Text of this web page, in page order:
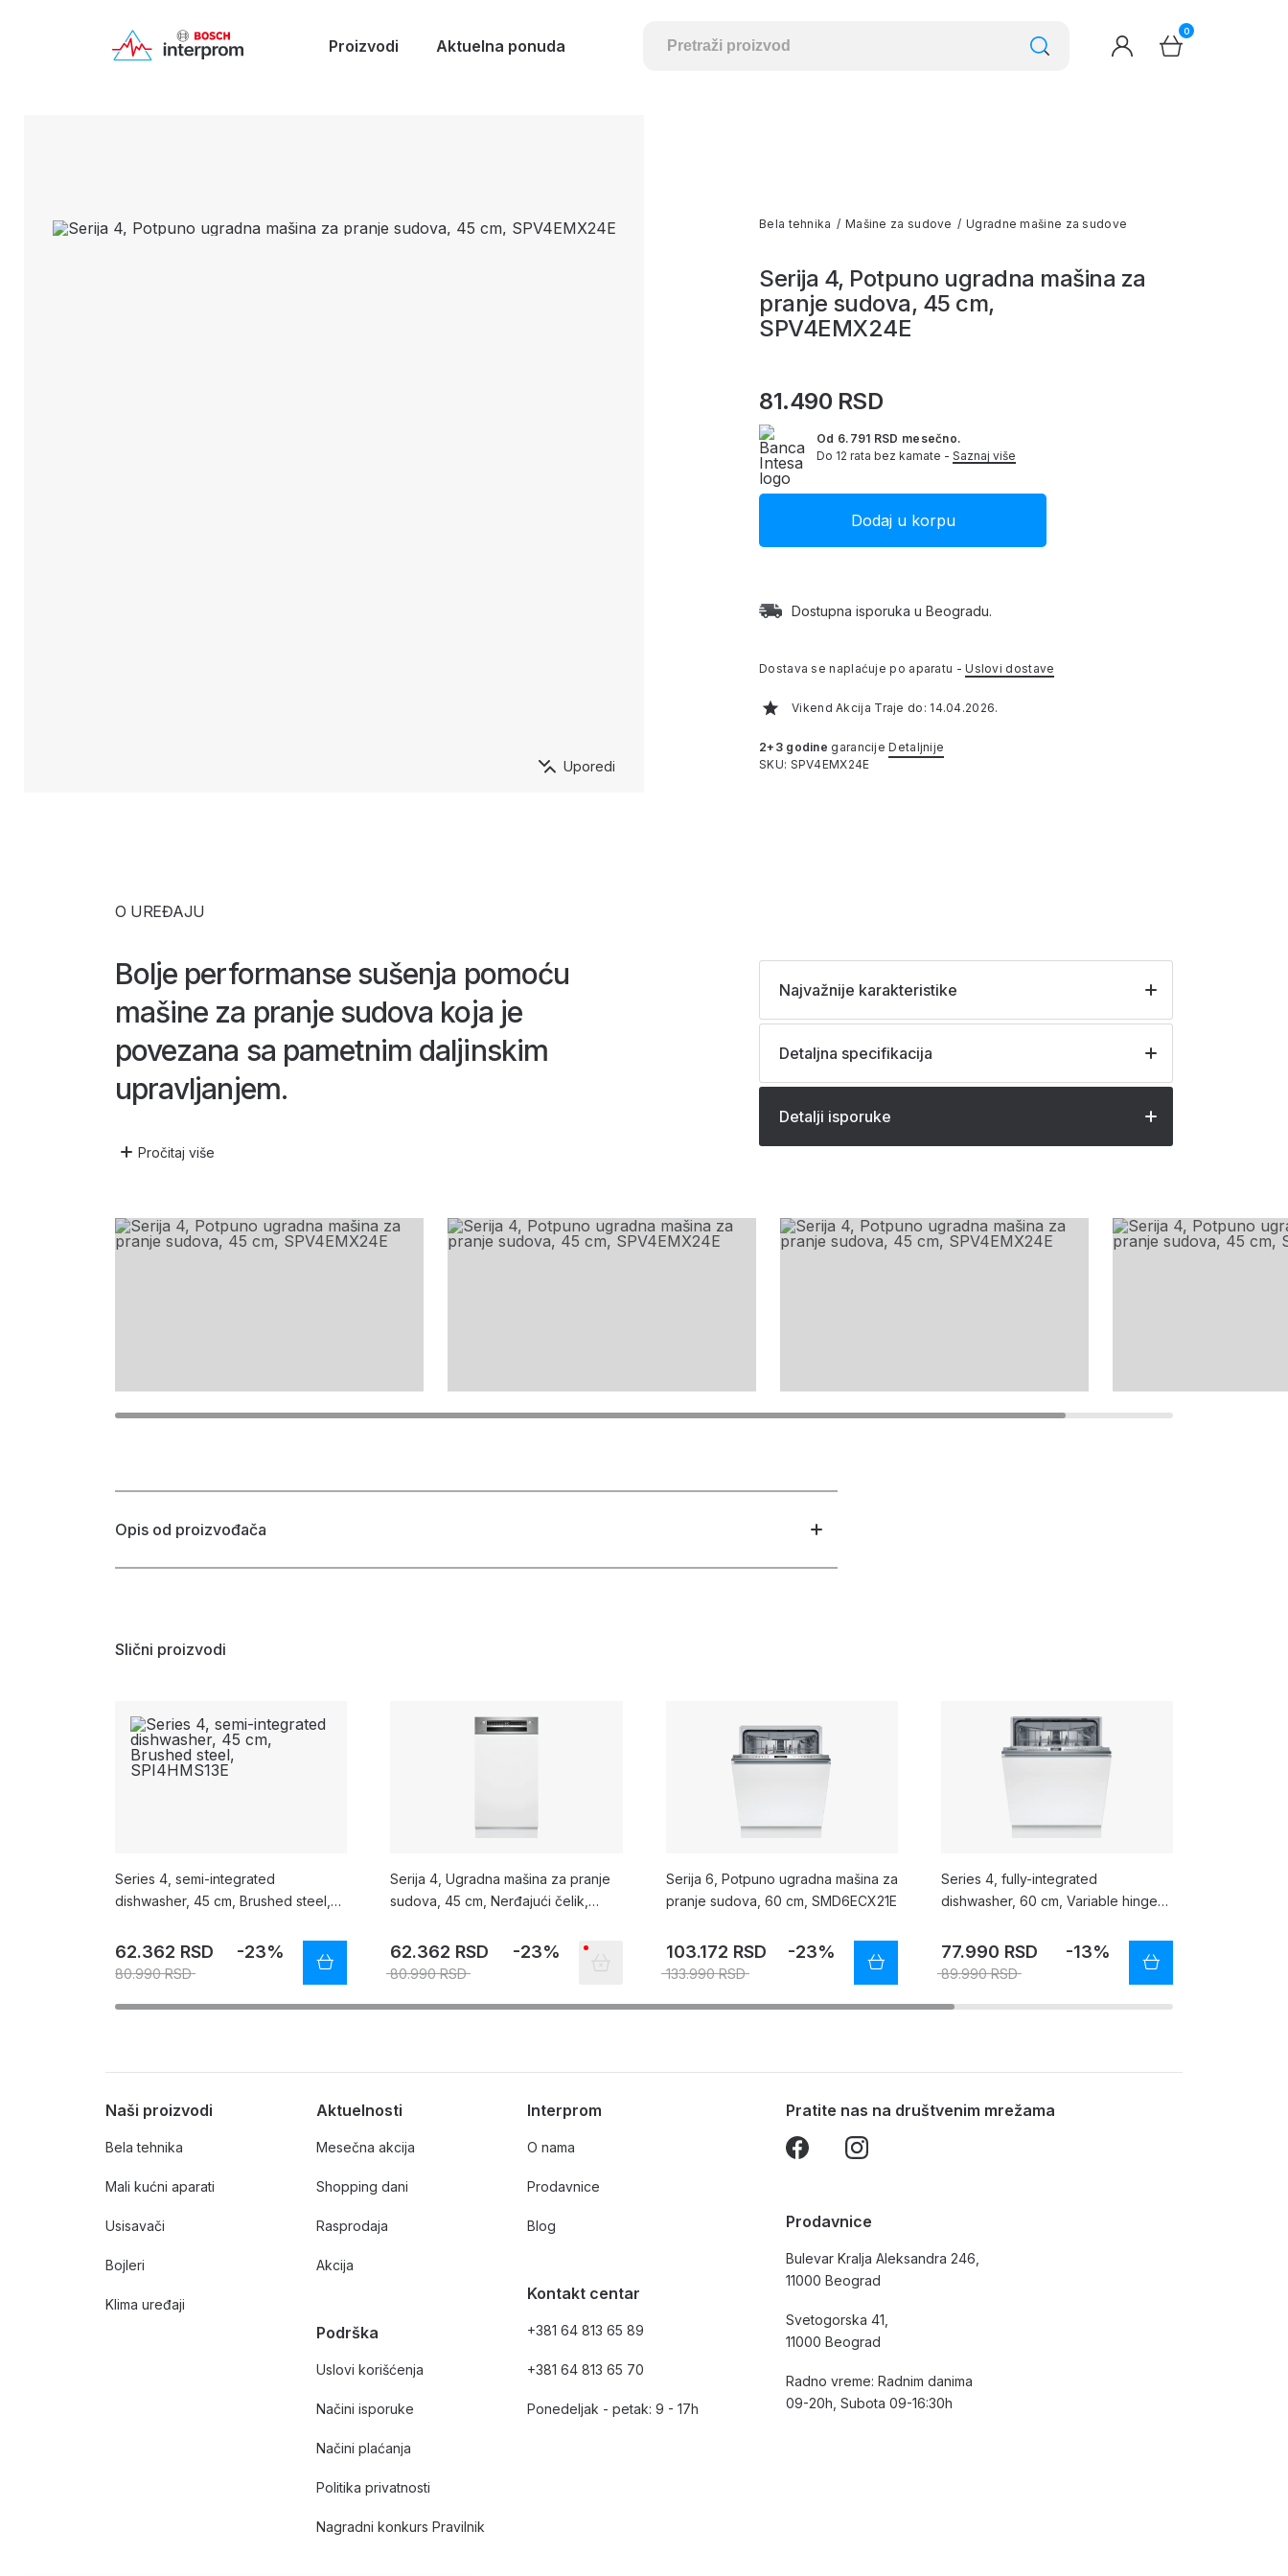
Proizvodi Aktuelna ponuda
0
Uporedi
Bela tehnika / Mašine za sudove / Ugradne mašine za sudove
Serija 4, Potpuno ugradna mašina za
pranje sudova, 45 cm,
SPV4EMX24E
81.490 RSD
Od 6.791 RSD mesečno.
Do 12 rata bez kamate - Saznaj više
Dostupna isporuka u Beogradu.
Dostava se naplaćuje po aparatu -Uslovi dostave
Vikend Akcija Traje do: 14.04.2026.
2+3 godine garancijeDetaljnije
SKU: SPV4EMX24E
O UREĐAJU
Bolje performanse sušenja pomoću
mašine za pranje sudova koja je
povezana sa pametnim daljinskim
upravljanjem.
Pročitaj više
Najvažnije karakteristike
Detaljna specifikacija
Detalji isporuke
Opis od proizvođača
Slični proizvodi
Series 4, semi-integrated
dishwasher, 45 cm, Brushed steel,
62.362 RSD
80.990 RSD
-23%
Serija 4, Ugradna mašina za pranje
sudova, 45 cm, Nerđajući čelik,
62.362 RSD
80.990 RSD
-23%
Serija 6, Potpuno ugradna mašina za
pranje sudova, 60 cm, SMD6ECX21E
103.172 RSD
133.990 RSD
-23%
Series 4, fully-integrated
dishwasher, 60 cm, Variable hinge
SMH4HVX14E
77.990 RSD
89.990 RSD
-13%
Naši proizvodi
Bela tehnika
Mali kućni aparati
Usisavači
Bojleri
Klima uređaji
Aktuelnosti
Mesečna akcija
Shopping dani
Rasprodaja
Akcija
Podrška
Uslovi korišćenja
Načini isporuke
Načini plaćanja
Politika privatnosti
Nagradni konkurs Pravilnik
Interprom
O nama
Prodavnice
Blog
Kontakt centar
+381 64 813 65 89
+381 64 813 65 70
Ponedeljak - petak: 9 - 17h
Pratite nas na društvenim mrežama
Prodavnice
Bulevar Kralja Aleksandra 246,
11000 Beograd
Svetogorska 41,
11000 Beograd
Radno vreme: Radnim danima
09-20h, Subota 09-16:30h